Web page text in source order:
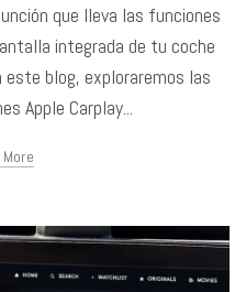
que lleva las funciones
integrada de tu coche
este blog, exploraremos las
Apple Carplay...